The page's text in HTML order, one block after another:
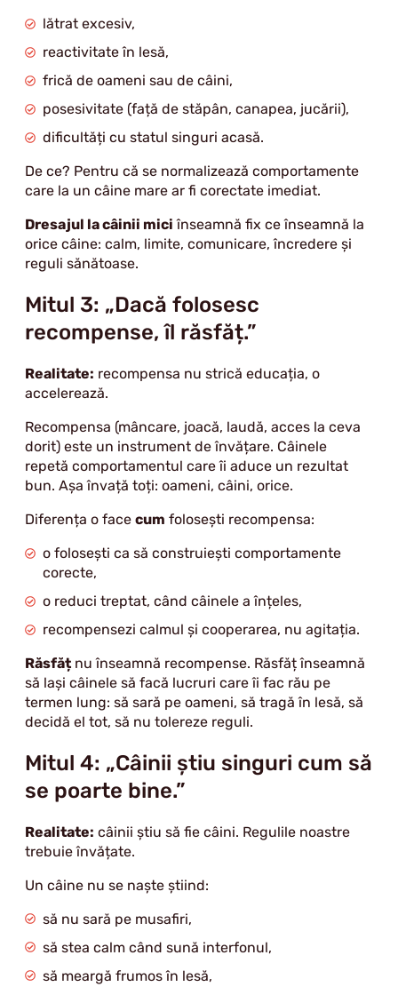
lătrat excesiv,
reactivitate în lesă,
frică de oameni sau de câini,
posesivitate (față de stăpân, canapea, jucării),
dificultăți cu statul singuri acasă.
De ce? Pentru că se normalizează comportamente
care la un câine mare ar fi corectate imediat.
Dresajul la câinii mici înseamnă fix ce înseamnă la
orice câine: calm, limite, comunicare, încredere și
reguli sănătoase.
Mitul 3: „Dacă folosesc
recompense, îl răsfăț.”
Realitate: recompensa nu strică educația, o
accelerează.
Recompensa (mâncare, joacă, laudă, acces la ceva
dorit) este un instrument de învățare. Câinele
repetă comportamentul care îi aduce un rezultat
bun. Așa învață toți: oameni, câini, orice.
Diferența o face cum folosești recompensa:
o folosești ca să construiești comportamente
corecte,
o reduci treptat, când câinele a înțeles,
recompensezi calmul și cooperarea, nu agitația.
Răsfăț nu înseamnă recompense. Răsfăț înseamnă
să lași câinele să facă lucruri care îi fac rău pe
termen lung: să sară pe oameni, să tragă în lesă, să
decidă el tot, să nu tolereze reguli.
Mitul 4: „Câinii știu singuri cum să
se poarte bine.”
Realitate: câinii știu să fie câini. Regulile noastre
trebuie învățate.
Un câine nu se naște știind:
să nu sară pe musafiri,
să stea calm când sună interfonul,
să meargă frumos în lesă,